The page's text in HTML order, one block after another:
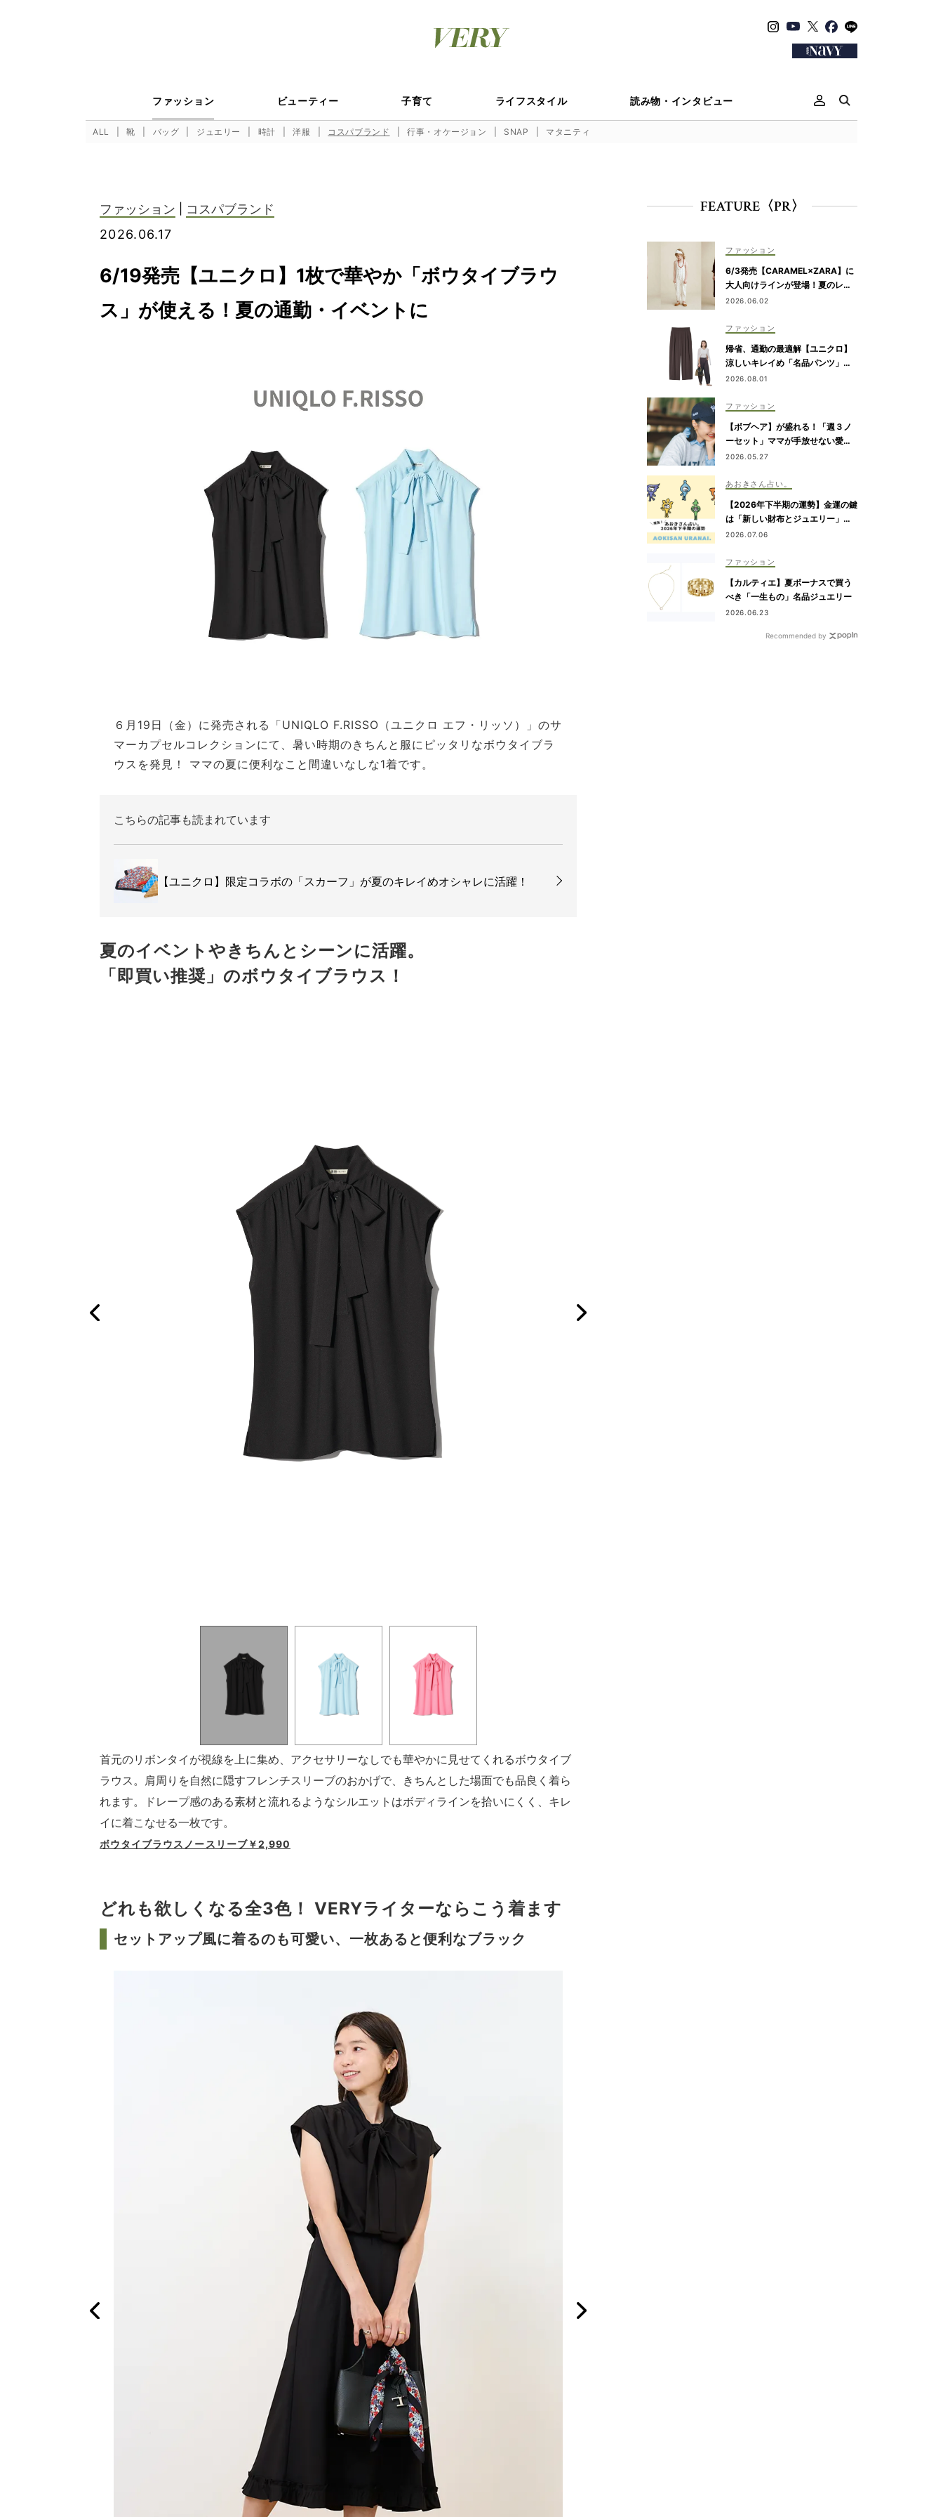
ファッション ビューティー 子育て ライフスタイル 読み物・インタビュー
ALL 靴 バッグ ジュエリー 時計 洋服 コスパブランド 行事・オケージョン SNAP マタニティ
ファッション
コスパブランド
2026.06.17
6/19発売【ユニクロ】1枚で華やか「ボウタイブラウ
ス」が使える！夏の通勤・イベントに
６月19日（金）に発売される「UNIQLO F.RISSO（ユニクロ エフ・リッソ）」のサ
マーカプセルコレクションにて、暑い時期のきちんと服にピッタリなボウタイブラ
ウスを発見！ ママの夏に便利なこと間違いなしな1着です。
こちらの記事も読まれています
【ユニクロ】限定コラボの「スカーフ」が夏のキレイめオシャレに活躍！
夏のイベントやきちんとシーンに活躍。
「即買い推奨」のボウタイブラウス！
首元のリボンタイが視線を上に集め、アクセサリーなしでも華やかに見せてくれるボウタイブ
ラウス。肩周りを自然に隠すフレンチスリーブのおかげで、きちんとした場面でも品良く着ら
れます。ドレープ感のある素材と流れるようなシルエットはボディラインを拾いにくく、キレ
イに着こなせる一枚です。
ボウタイブラウスノースリーブ￥2,990
どれも欲しくなる全3色！ VERYライターならこう着ます
セットアップ風に着るのも可愛い、一枚あると便利なブラック
FEATURE〈PR〉
ファッション
6/3発売【CARAMEL×ZARA】に
大人向けラインが登場！夏のレジ
ャー・旅行にもおすすめ
2026.06.02
ファッション
帰省、通勤の最適解【ユニクロ】
涼しいキレイめ「名品パンツ」は
ブラウンが使える！
2026.08.01
ファッション
【ボブヘア】が盛れる！「週３ノ
ーセット」ママが手放せない愛用
キャップ5選
2026.05.27
あおきさん占い。
【2026年下半期の運勢】金運の鍵
は「新しい財布とジュエリー」！
あえての“アナログなコミュニケー
ん占い。
2026.07.06
ファッション
【カルティエ】夏ボーナスで買う
べき「一生もの」名品ジュエリー
2026.06.23
Recommended by